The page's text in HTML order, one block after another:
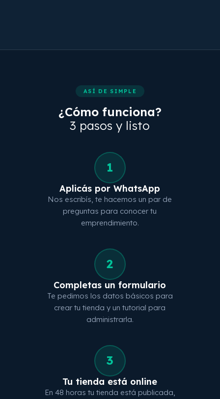
ASÍ DE SIMPLE
¿Cómo funciona?
3 pasos y listo
1
Aplicás por WhatsApp
Nos escribís, te hacemos un par de
preguntas para conocer tu
emprendimiento.
2
Completas un formulario
Te pedimos los datos básicos para
crear tu tienda y un tutorial para
administrarla.
3
Tu tienda está online
En 48 horas tu tienda está publicada,